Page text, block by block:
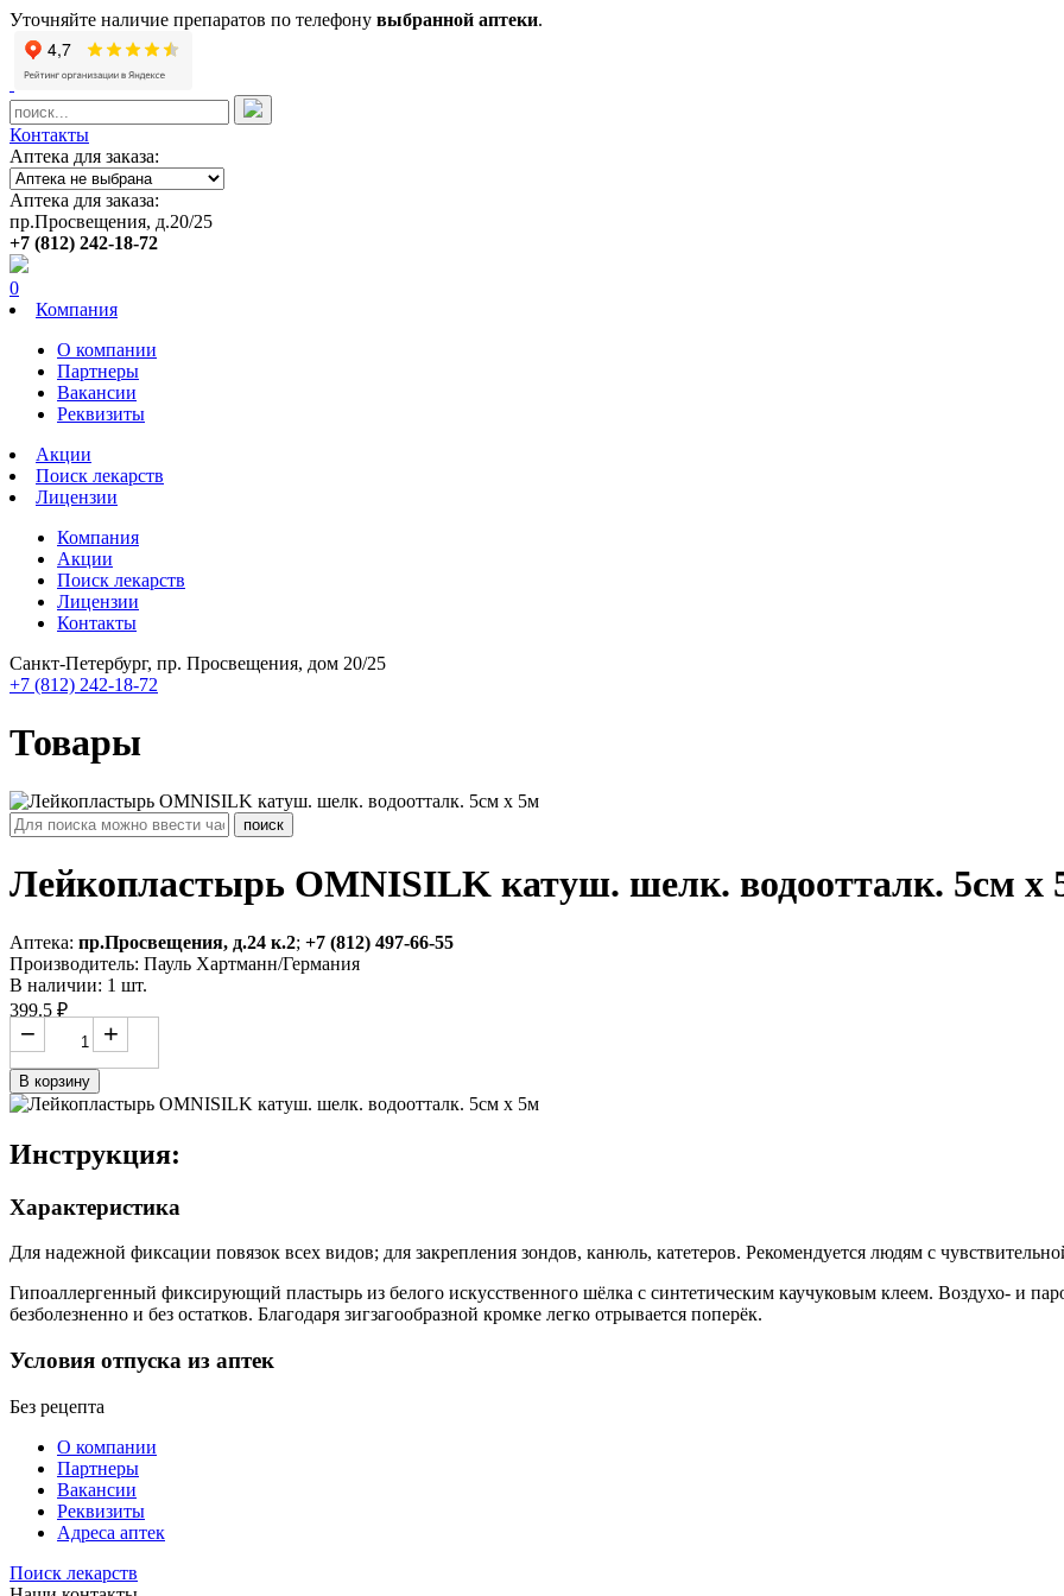
Уточняйте наличие препаратов по телефону выбранной аптеки.
Контакты
Аптека для заказа:
Аптека для заказа:
пр.Просвещения, д.20/25
+7 (812) 242-18-72
0
Компания
О компании
Партнеры
Вакансии
Реквизиты
Акции
Поиск лекарств
Лицензии
Компания
Акции
Поиск лекарств
Лицензии
Контакты
Санкт-Петербург, пр. Просвещения, дом 20/25
+7 (812) 242-18-72
Товары
Лейкопластырь OMNISILK катуш. шелк. водоотталк. 5см х
Аптека: пр.Просвещения, д.24 к.2; +7 (812) 497-66-55
Производитель: Пауль Хартманн/Германия
В наличии: 1 шт.
399.5 ₽
+
−
В корзину
Инструкция:
Характеристика
Для надежной фиксации повязок всех видов; для закрепления зондов, канюль, катетеров. Рекомендуется людям с
Гипоаллергенный фиксирующий пластырь из белого искусственного шёлка с синтетическим каучуковым клеем. Воздухо- и
безболезненно и без остатков. Благодаря зигзагообразной кромке легко отрывается поперёк.
Условия отпуска из аптек
Без рецепта
О компании
Партнеры
Вакансии
Реквизиты
Адреса аптек
Поиск лекарств